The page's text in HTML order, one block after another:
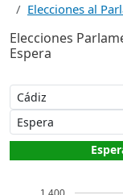
Elecciones al
Elecciones
Espera